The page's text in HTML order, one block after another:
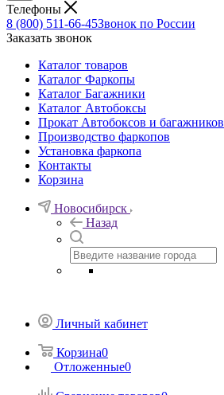
Телефоны
8 (800) 511-66-45Звонок по России
Заказать звонок
Каталог товаров
Каталог Фаркопы
Каталог Багажники
Каталог Автобоксы
Прокат Автобоксов и багажников
Производство фаркопов
Установка фаркопа
Контакты
Корзина
Новосибирск
Назад
Личный кабинет
Корзина0
Отложенные0